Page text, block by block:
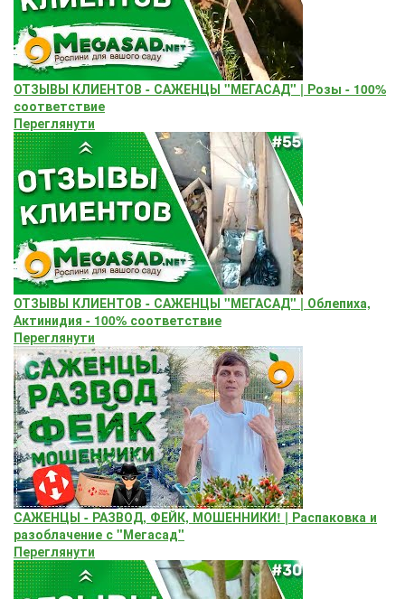
ОТЗЫВЫ КЛИЕНТОВ - САЖЕНЦЫ "МЕГАСАД" | Розы - 100%
соответствие
Переглянути
ОТЗЫВЫ КЛИЕНТОВ - САЖЕНЦЫ "МЕГАСАД" | Облепиха,
Актинидия - 100% соответствие
Переглянути
САЖЕНЦЫ - РАЗВОД, ФЕЙК, МОШЕННИКИ! | Распаковка и
разоблачение с "Мегасад"
Переглянути